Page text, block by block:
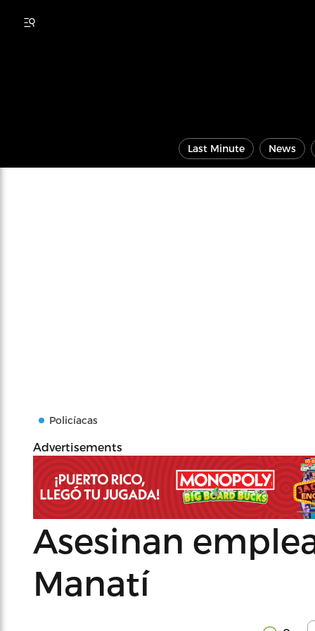
Last Minute News
Policíacas
Advertisements
Asesinan
Manatí